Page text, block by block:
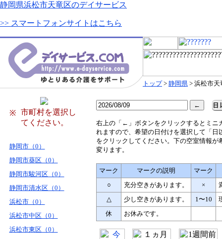
静岡県浜松市天竜区のデイサービス
>> スマートフォンサイトはこちら
トップ> 静岡県 > 浜松市天
※
市町村を選択し
てください。
静岡市（0）
静岡市葵区（0）
静岡市駿河区（0）
静岡市清水区（0）
浜松市（0）
浜松市中区（0）
浜松市東区（0）
右上の「←」ボタンをクリックするとミニ
れますので、希望の日付けを選択して「日
をクリックしてください。下の空室情報が
変ります。
マーク マークの説明
マーク
○
充分空きがあります。 ×
△
少し空きがあります。 1〜10
休
お休みです。